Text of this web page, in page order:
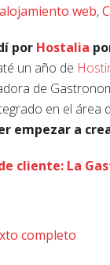
alojamiento web,
por Hostalia
un año de
de
en el área
empezar a
cliente: La
completo